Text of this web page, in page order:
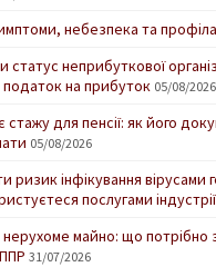
небезпека та
статус неприбуткової
податок на прибуток 05/08/2026
стажу для пенсії: як його
05/08/2026
ризик інфікування вірусами
послугами
майно: що потрібно
31/07/2026